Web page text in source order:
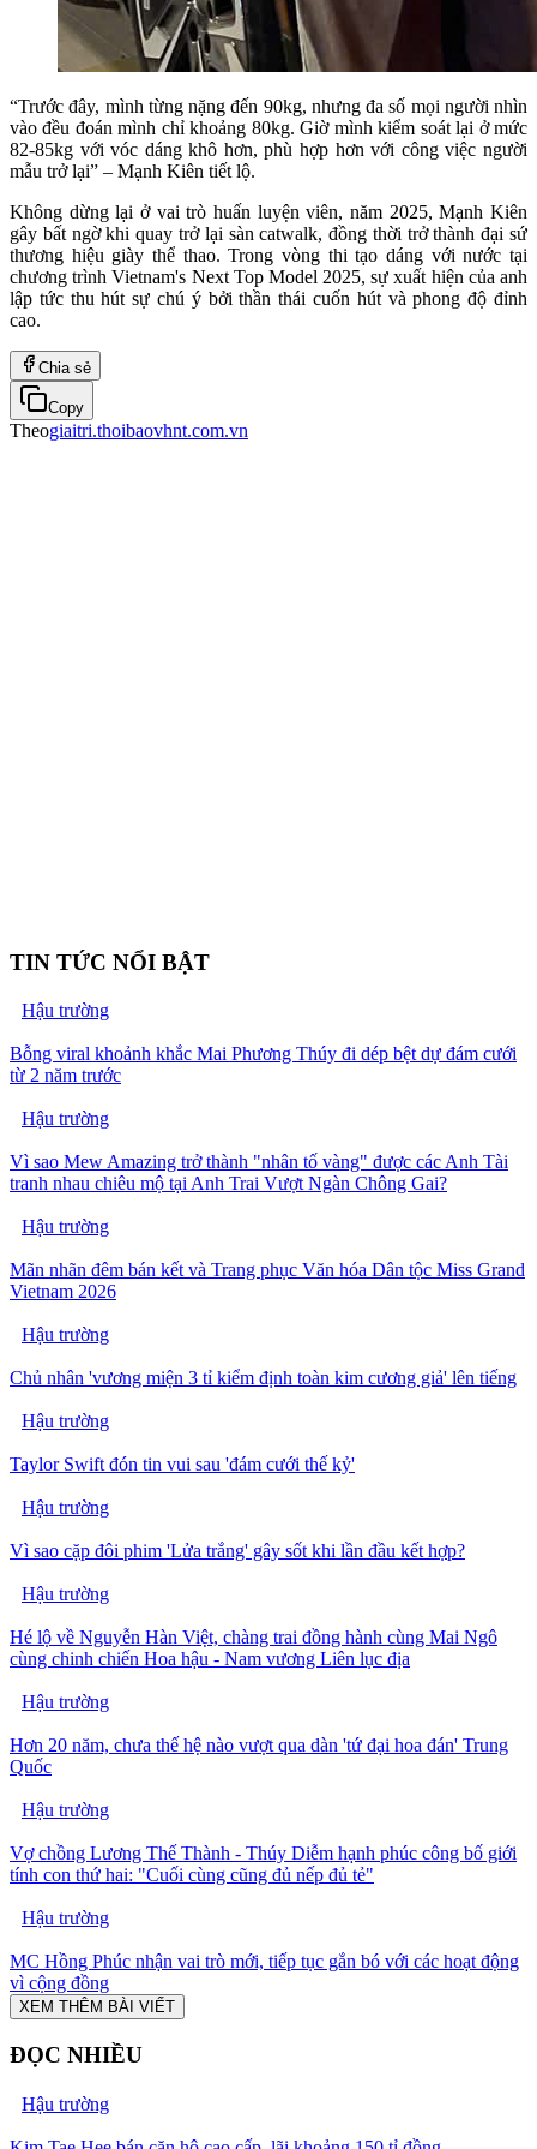
“Trước đây, mình từng nặng đến 90kg, nhưng đa số mọi người nhìn
vào đều đoán mình chỉ khoảng 80kg. Giờ mình kiểm soát lại ở mức
82-85kg với vóc dáng khô hơn, phù hợp hơn với công việc người
mẫu trở lại” – Mạnh Kiên tiết lộ.
Không dừng lại ở vai trò huấn luyện viên, năm 2025, Mạnh Kiên
gây bất ngờ khi quay trở lại sàn catwalk, đồng thời trở thành đại sứ
thương hiệu giày thể thao. Trong vòng thi tạo dáng với nước tại
chương trình Vietnam's Next Top Model 2025, sự xuất hiện của anh
lập tức thu hút sự chú ý bởi thần thái cuốn hút và phong độ đỉnh
cao.
Chia sẻ
Copy
Theogiaitri.thoibaovhnt.com.vn
TIN TỨC NỔI BẬT
Hậu trường
Bỗng viral khoảnh khắc Mai Phương Thúy đi dép bệt dự đám cưới
từ 2 năm trước
Hậu trường
Vì sao Mew Amazing trở thành "nhân tố vàng" được các Anh Tài
tranh nhau chiêu mộ tại Anh Trai Vượt Ngàn Chông Gai?
Hậu trường
Mãn nhãn đêm bán kết và Trang phục Văn hóa Dân tộc Miss Grand
Vietnam 2026
Hậu trường
Chủ nhân 'vương miện 3 tỉ kiểm định toàn kim cương giả' lên tiếng
Hậu trường
Taylor Swift đón tin vui sau 'đám cưới thế kỷ'
Hậu trường
Vì sao cặp đôi phim 'Lửa trắng' gây sốt khi lần đầu kết hợp?
Hậu trường
Hé lộ về Nguyễn Hàn Việt, chàng trai đồng hành cùng Mai Ngô
cùng chinh chiến Hoa hậu - Nam vương Liên lục địa
Hậu trường
Hơn 20 năm, chưa thế hệ nào vượt qua dàn 'tứ đại hoa đán' Trung
Quốc
Hậu trường
Vợ chồng Lương Thế Thành - Thúy Diễm hạnh phúc công bố giới
tính con thứ hai: "Cuối cùng cũng đủ nếp đủ tẻ"
Hậu trường
MC Hồng Phúc nhận vai trò mới, tiếp tục gắn bó với các hoạt động
vì cộng đồng
XEM THÊM BÀI VIẾT
ĐỌC NHIỀU
Hậu trường